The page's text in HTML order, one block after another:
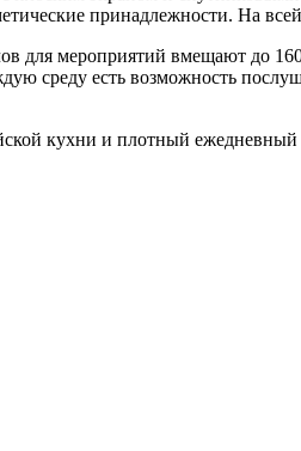
принадлежности. На
для мероприятий вмещают до
среду есть возможность
кухни и плотный ежедневный